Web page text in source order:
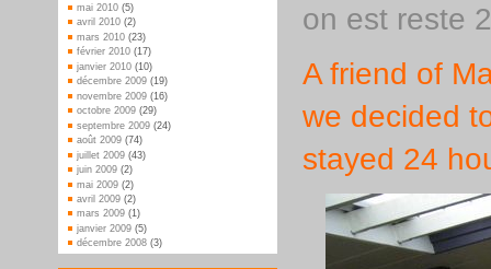
mai 2010 (5)
avril 2010 (2)
mars 2010 (23)
février 2010 (17)
janvier 2010 (10)
décembre 2009 (19)
novembre 2009 (16)
octobre 2009 (29)
septembre 2009 (24)
août 2009 (74)
juillet 2009 (43)
juin 2009 (2)
mai 2009 (2)
avril 2009 (2)
mars 2009 (1)
janvier 2009 (5)
décembre 2008 (3)
on est reste
A friend of
we decided
stayed 24